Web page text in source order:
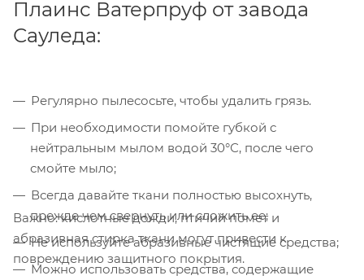
Плаинс Ватерпруф от завода
Сауледа:
Регулярно пылесосьте, чтобы удалить грязь.
При необходимости помойте губкой с
нейтральным мылом водой 30°С, после чего
смойте мыло;
Всегда давайте ткани полностью высохнуть,
прежде чем свернуть или сложить ее;
Не используйте абразивные чистящие средства;
Можно использовать средства, содержащие
Важно: кислотные дожди, птичий помет и
абразивная стирка ткани могут привести к
повреждению защитного покрытия.
Компания «Торговый Дом Технический
использованием Яндекс Метрики. Это
взаимодействие с ним. Подробнее - в
Политике. Подтвердите ваше согласие,
нажав кнопку "Принять".
Принять